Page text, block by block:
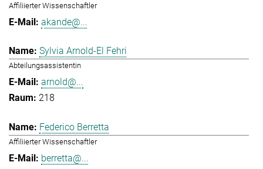
Affiliierter Wissenschaftler
akande@...
Sylvia Arnold-El Fehri
Abteilungsassistentin
arnold@...
218
Federico Berretta
Affiliierter Wissenschaftler
berretta@...